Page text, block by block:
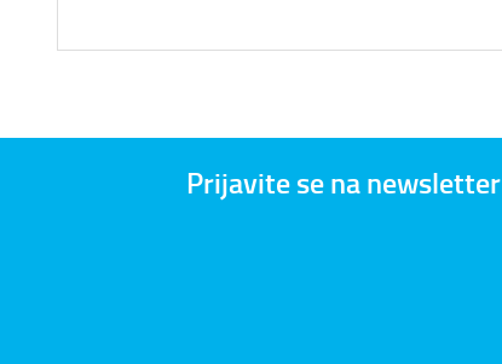
Prijavite se na newsletter